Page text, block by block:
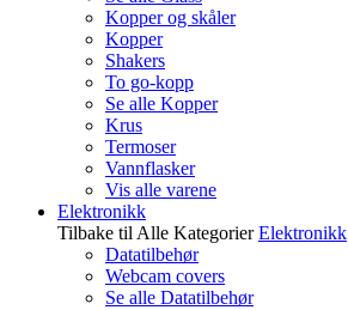
Kopper og skåler
Kopper
Shakers
To go-kopp
Se alle Kopper
Krus
Termoser
Vannflasker
Vis alle varene
Elektronikk
Tilbake til Alle Kategorier Elektronikk
Datatilbehør
Webcam covers
Se alle Datatilbehør